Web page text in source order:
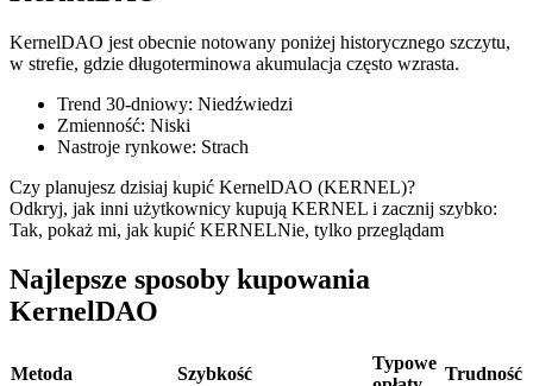
Kontrakty terminowe na USDC
Kontrakty futures wykorzystujące USDC jako zabezpieczenie
KernelDAO jest obecnie notowany poniżej historycznego szczytu,
w strefie, gdzie długoterminowa akumulacja często wzrasta.
Trend 30-dniowy: Niedźwiedzi
Zmienność: Niski
Nastroje rynkowe: Strach
Czy planujesz dzisiaj kupić KernelDAO (KERNEL)?
Odkryj, jak inni użytkownicy kupują KERNEL i zacznij szybko:
Tak, pokaż mi, jak kupić KERNELNie, tylko przeglądam
Najlepsze sposoby kupowania
KernelDAO
Metoda Szybkość
Typowe
Trudność